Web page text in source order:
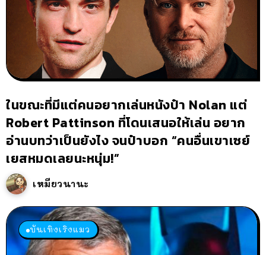
ในขณะที่มีแต่คนอยากเล่นหนังป๋า Nolan แต่
Robert Pattinson ที่โดนเสนอให้เล่น อยาก
อ่านบทว่าเป็นยังไง จนป๋าบอก “คนอื่นเขาเซย์
เยสหมดเลยนะหนุ่ม!”
เหมียวนานะ
บันเทิงเริงแมว